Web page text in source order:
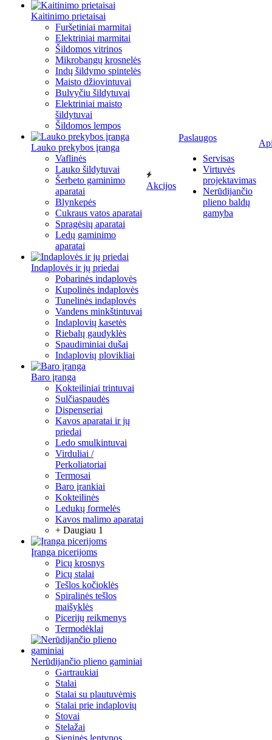
Kaitinimo prietaisai
Furšetiniai marmitai
Elektriniai marmitai
Šildomos vitrinos
Mikrobangų krosnelės
Indų šildymo spintelės
Maisto džiovintuvai
Bulvyčiu šildytuvai
Elektriniai maisto
šildytuvai
Šildomos lempos
Lauko prekybos įranga
Vaflinės
Lauko šildytuvai
Šerbeto gaminimo
aparatai
Blynkepės
Cukraus vatos aparatai
Spragėsių aparatai
Ledų gaminimo
aparatai
Indaplovės ir jų priedai
Pobarinės indaplovės
Kupolinės indaplovės
Tunelinės indaplovės
Vandens minkštintuvai
Indaplovių kasetės
Riebalų gaudyklės
Spaudiminiai dušai
Indaplovių plovikliai
Baro įranga
Kokteiliniai trintuvai
Sulčiaspaudės
Dispenseriai
Kavos aparatai ir jų
priedai
Ledo smulkintuvai
Virduliai /
Perkoliatoriai
Termosai
Baro įrankiai
Kokteilinės
Ledukų formelės
Kavos malimo aparatai
+ Daugiau 1
Įranga picerijoms
Picų krosnys
Picų stalai
Tešlos kočioklės
Spiralinės tešlos
maišyklės
Picerijų reikmenys
Termodėklai
Nerūdijančio plieno gaminiai
Gartraukiai
Stalai
Stalai su plautuvėmis
Stalai prie indaplovių
Stovai
Stelažai
Sieninės lentynos
Akcijos
Paslaugos
Servisas
Virtuvės
projektavimas
Nerūdijančio
plieno baldų
gamyba